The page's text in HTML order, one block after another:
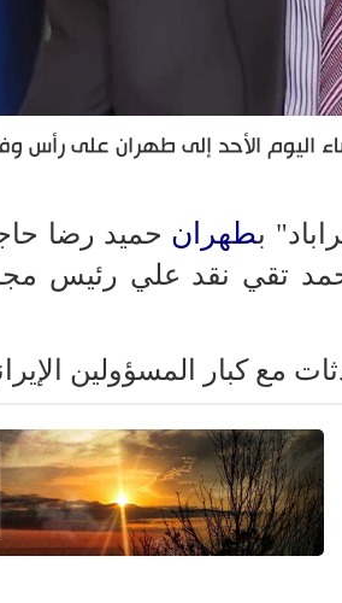
الأحد إلى طهران على رأس
بطهران حميد رضا
تقي نقد علي رئيس
مع كبار المسؤولين